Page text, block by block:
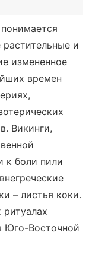
и
измененное
времен
Викинги,
к боли пили
– листья коки.
Юго-Восточной